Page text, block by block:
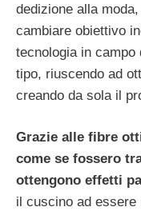
dedizione alla
cambiare obiettivo
tecnologia in
tipo, riuscendo ad
creando da sola il
Grazie alle fibre
come se fossero
ottengono effetti
il cuscino ad essere